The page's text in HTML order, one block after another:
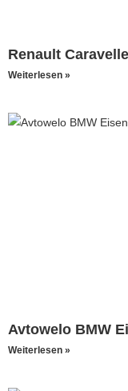
Renault
Weiterlesen »
Avtowelo BMW
Weiterlesen »